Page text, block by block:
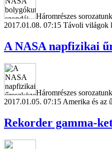
Háromrészes
2017.01.08. 07:15 Távoli világok
A NASA napfizikai
Háromrészes
2017.01.05. 07:15 Amerika és az
Rekorder gamma-